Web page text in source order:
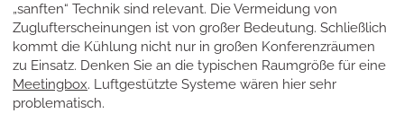
„sanften“ Technik sind relevant. Die Vermeidung von
Zuglufterscheinungen ist von großer Bedeutung. Schließlich
kommt die Kühlung nicht nur in großen Konferenzräumen
zu Einsatz. Denken Sie an die typischen Raumgröße für eine
Meetingbox. Luftgestützte Systeme wären hier sehr
problematisch.